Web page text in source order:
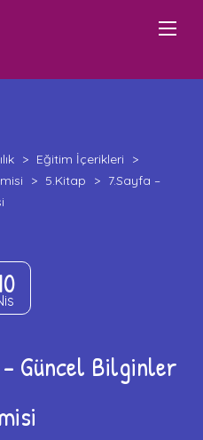
> Eğitim İçerikleri
>
> 5.Kitap > 7.Sayfa –
Güncel Bilginler